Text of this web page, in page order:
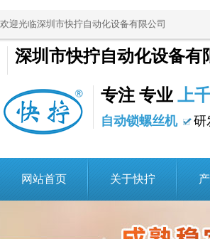
欢迎光临深圳市快拧自动化设备有限公司
深圳市快拧自动化设备有
专注 专业 上
自动锁螺丝机 研
网站首页 关于快拧